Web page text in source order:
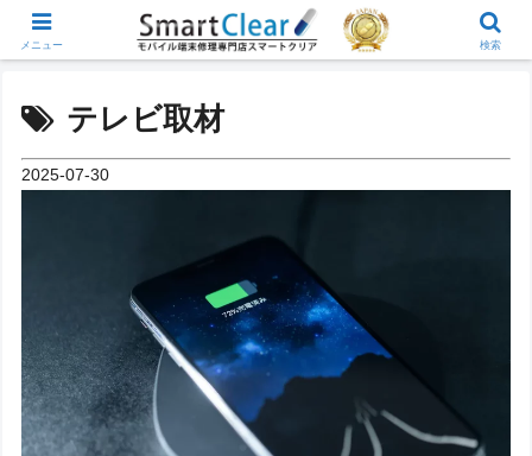
テレビ取材
2025-07-30
メニュー 検索